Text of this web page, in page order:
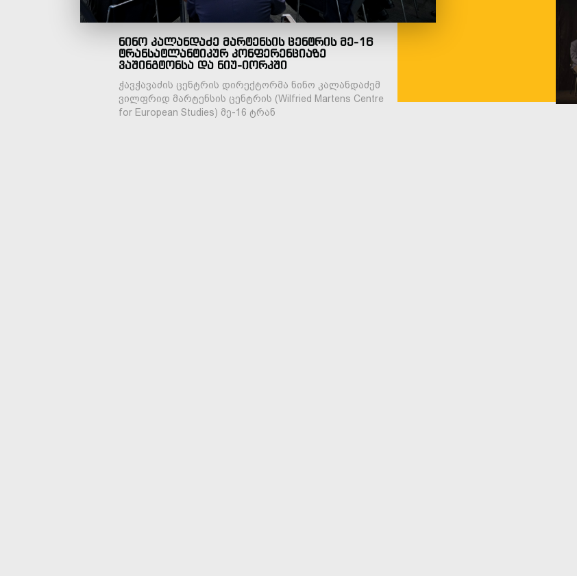
ნინო კალანდაძე მარტენსის ცენტრის მე-16
ტრანსატლანტიკურ კონფერენციაზე
ვაშინგტონსა და ნიუ-იორკში
ჭავჭავაძის ცენტრის დირექტორმა ნინო კალანდაძემ
ვილფრიდ მარტენსის ცენტრის (Wilfried Martens Centre
for European Studies) მე-16 ტრან